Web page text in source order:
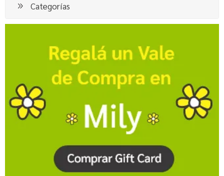
Categorías